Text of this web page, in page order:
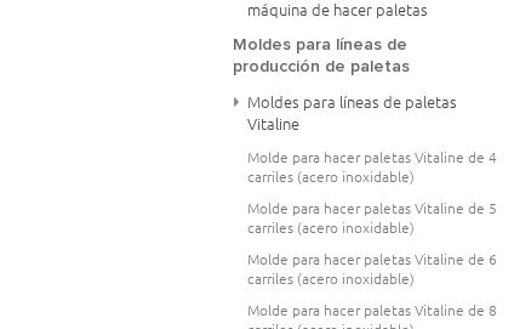
máquina de hacer paletas
Moldes para líneas de
producción de paletas
Moldes para líneas de paletas
Vitaline
Molde para hacer paletas Vitaline de 4
carriles (acero inoxidable)
Molde para hacer paletas Vitaline de 5
carriles (acero inoxidable)
Molde para hacer paletas Vitaline de 6
carriles (acero inoxidable)
Molde para hacer paletas Vitaline de 8